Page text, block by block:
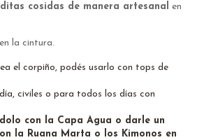
cosidas de manera artesanal en
la cintura.
el corpiño, podés usarlo con tops de
civiles o para todos los días con
con la Capa Agua o darle un
la Ruana Marta o los Kimonos en